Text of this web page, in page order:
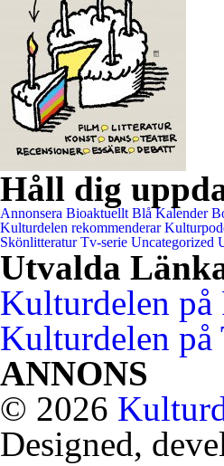
Håll dig
Annonsera Bioaktuellt Blå Kalender
Kulturdelen rekommenderar
Skönlitteratur Tv-serie Uncategorized
Utvalda
Kulturdelen på
Kulturdelen på
ANNONS
© 2026
Designed,